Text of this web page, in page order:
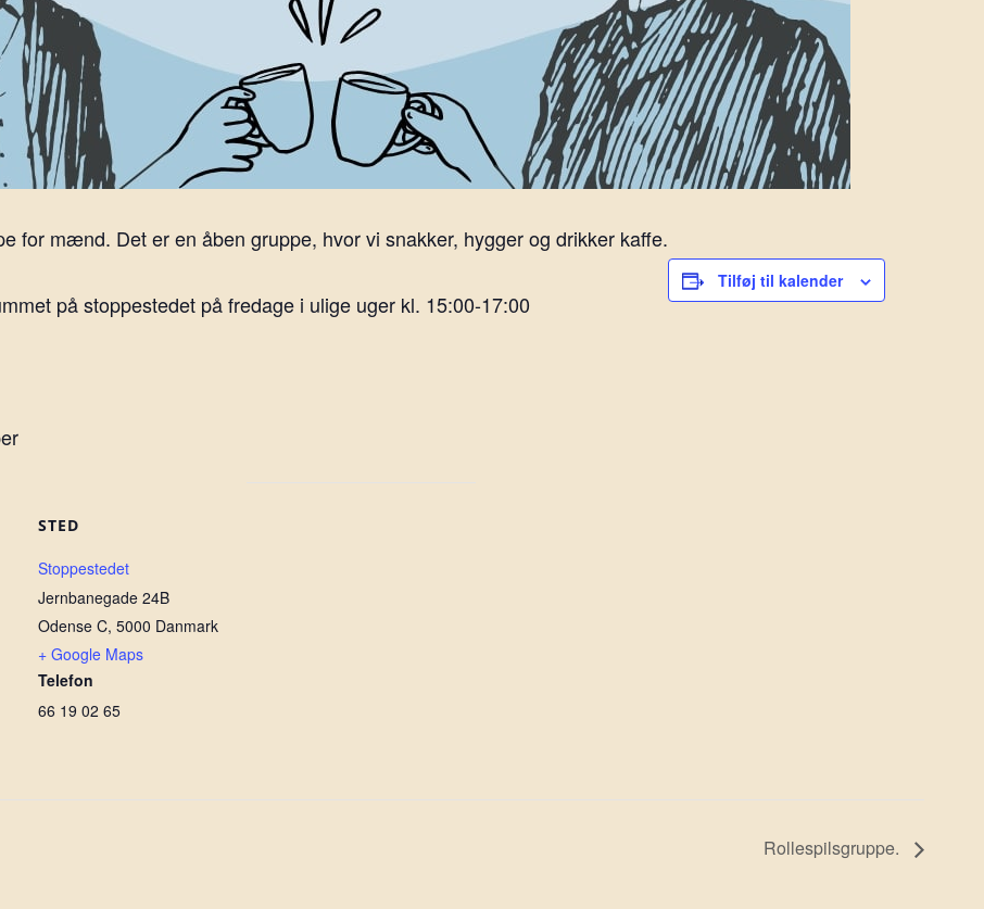
for mænd. Det er en åben gruppe, hvor vi snakker, hygger og drikker kaffe.
på stoppestedet på fredage i ulige uger kl. 15:00-17:00
Tilføj til kalender
STED
Stoppestedet
Jernbanegade 24B
Odense C, 5000 Danmark
+ Google Maps
Telefon
66 19 02 65
Rollespilsgruppe.